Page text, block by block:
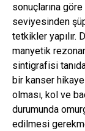
sonuçlarına
seviyesinden
tetkikler yapılır.
manyetik
sintigrafisi
bir kanser
olması, kol ve
durumunda
edilmesi